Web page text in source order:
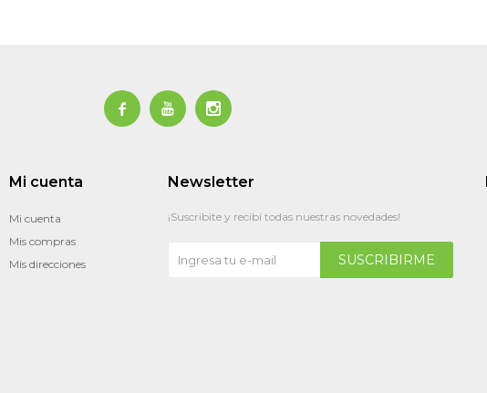
  
Mi cuenta
Mi cuenta
Mis compras
Mis direcciones
Newsletter
¡Suscribite y recibí todas nuestras novedades!
SUSCRIBIRME